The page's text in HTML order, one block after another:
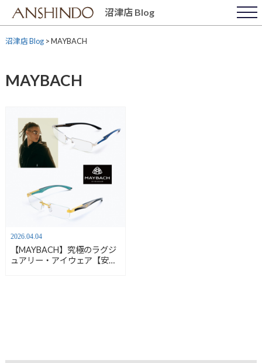
content
沼津店 Blog
沼津店 Blog>MAYBACH
MAYBACH
2026.04.04
【MAYBACH】究極のラグジ
ュアリー・アイウェア【安心